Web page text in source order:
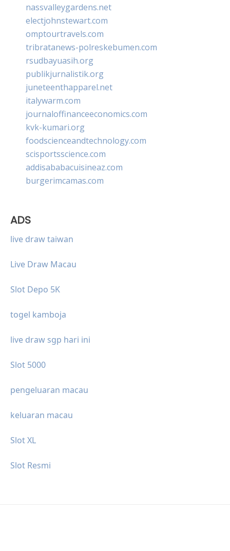
nassvalleygardens.net
electjohnstewart.com
omptourtravels.com
tribratanews-polreskebumen.com
rsudbayuasih.org
publikjurnalistik.org
juneteenthapparel.net
italywarm.com
journaloffinanceeconomics.com
kvk-kumari.org
foodscienceandtechnology.com
scisportsscience.com
addisababacuisineaz.com
burgerimcamas.com
ADS
live draw taiwan
Live Draw Macau
Slot Depo 5K
togel kamboja
live draw sgp hari ini
Slot 5000
pengeluaran macau
keluaran macau
Slot XL
Slot Resmi